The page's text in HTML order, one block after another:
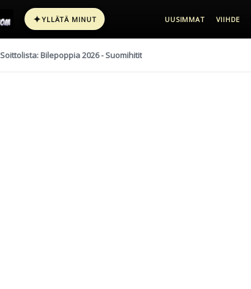
✦YLLÄTÄ MINUT UUSIMMAT VIIHDE
Soittolista: Bilepoppia 2026 - Suomihitit